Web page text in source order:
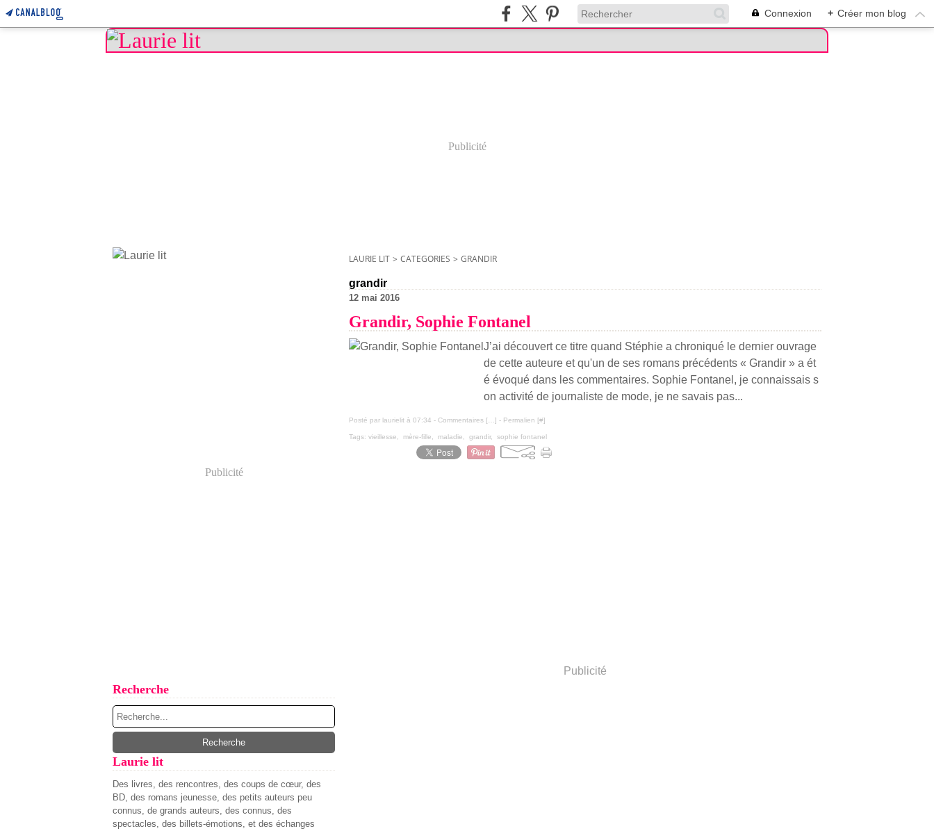
Connexion + Créer mon blog
Publicité
Publicité
Recherche
Laurie lit
Des livres, des rencontres, des coups de cœur, des
BD, des romans jeunesse, des petits auteurs peu
connus, de grands auteurs, des connus, des
spectacles, des billets-émotions, et des échanges
LAURIE LIT > CATEGORIES > GRANDIR
grandir
12 mai 2016
Grandir, Sophie Fontanel
J’ai découvert ce titre quand Stéphie a chroniqué le dernier ouvrage
de cette auteure et qu'un de ses romans précédents « Grandir » a ét
é évoqué dans les commentaires. Sophie Fontanel, je connaissais s
on activité de journaliste de mode, je ne savais pas...
Posté par laurielit à 07:34 - Commentaires [ ] - Permalien [#]
Tags: vieillesse mère-fille maladie grandir, sophie fontanel
Publicité